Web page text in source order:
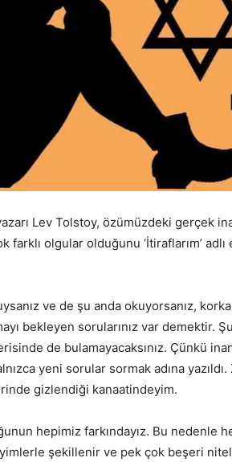
Lev Tolstoy, özümüzdeki gerçek
farklı olgular olduğunu ‘İtiraflarım’
ve de şu anda okuyorsanız,
bekleyen sorularınız var demektir.
de bulamayacaksınız. Çünkü
yeni sorular sormak adına
gizlendiği kanaatindeyim.
hepimiz farkındayız. Bu nedenle
şekillenir ve pek çok beşeri